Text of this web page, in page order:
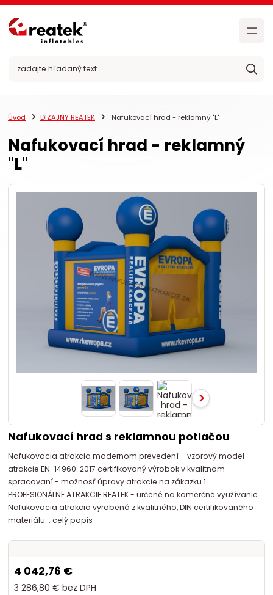
Úvod DIZAJNY REATEK Nafukovací hrad - reklamný "L"
Nafukovací hrad - reklamný
"L"
Nafukovací hrad s reklamnou potlačou
Nafukovacia atrakcia modernom prevedení – vzorový model
atrakcie EN-14960: 2017 certifikovaný výrobok v kvalitnom
spracovaní - možnosť úpravy atrakcie na zákazku 1.
PROFESIONÁLNE ATRAKCIE REATEK - určené na komerčné využívanie
Nafukovacia atrakcia vyrobená z kvalitného, DIN certifikovaného
materiálu...celý popis
4 042,76 €
3 286,80 € bez DPH